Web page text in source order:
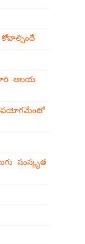
ఆలయ
సంస్కృత